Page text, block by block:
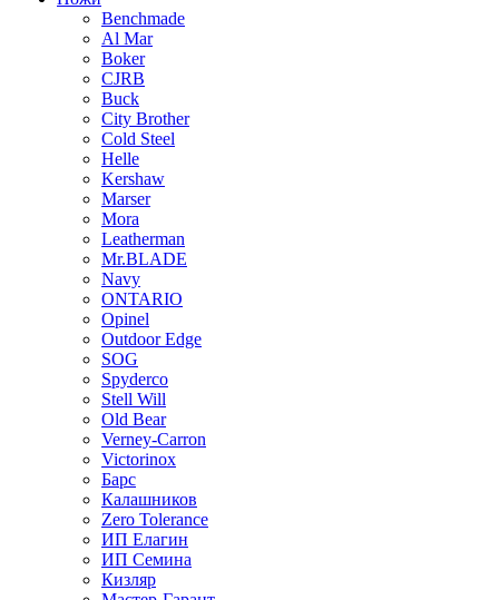
Benchmade
Al Mar
Boker
CJRB
Buck
City Brother
Cold Steel
Helle
Kershaw
Marser
Mora
Leatherman
Mr.BLADE
Navy
ONTARIO
Opinel
Outdoor Edge
SOG
Spyderco
Stell Will
Old Bear
Verney-Carron
Victorinox
Барс
Калашников
Zero Tolerance
ИП Елагин
ИП Семина
Кизляр